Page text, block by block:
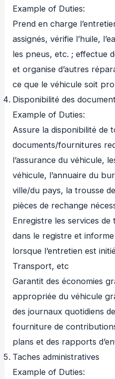
Example of Duties:
Prend en charge
assignés, vérifie l’huile,
les pneus, etc. ; effectue
et organise d’autres
ce que le véhicule soit
Disponibilité des
Example of Duties:
Assure la disponibilité de
documents/fournitures
l’assurance du véhicule,
véhicule, l’annuaire du
ville/du pays, la trousse
pièces de rechange
Enregistre les services
dans le registre et
lorsque l’entretien est
Transport, etc
Garantit des économies
appropriée du véhicule
des journaux quotidiens
fourniture de
plans et des rapports
Taches administratives
Example of Duties: